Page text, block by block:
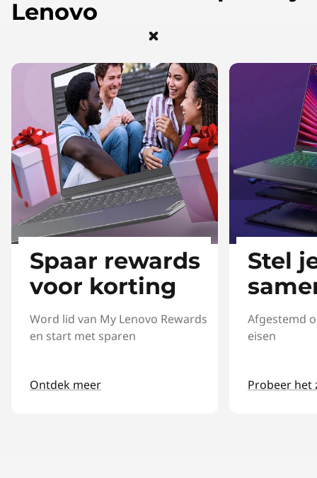
Lenovo
Spaar rewards
voor korting​
Word lid van My Lenovo Rewards
en start met sparen​
Ontdek meer​
Stel
Afgestemd
eisen​
Probeer het